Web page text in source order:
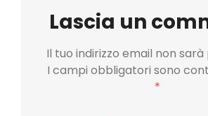
Lascia un
Il tuo indirizzo email non
I campi obbligatori sono
*